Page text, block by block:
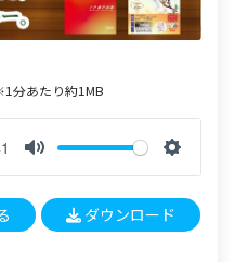
分あたり約1MB
t
e
t
ダウンロード